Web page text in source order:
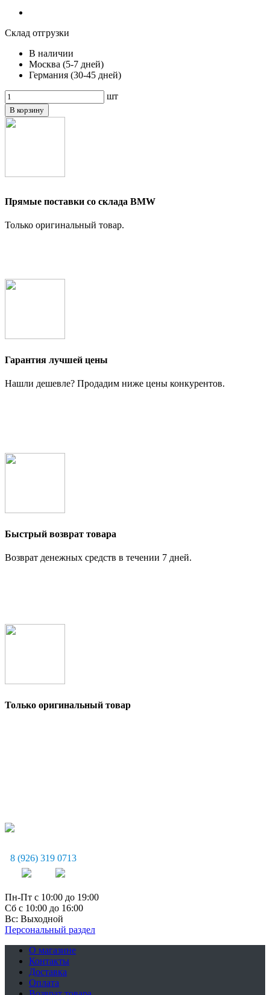
Склад отгрузки
В наличии
Москва (5-7 дней)
Германия (30-45 дней)
шт
В корзину
Прямые поставки со склада BMW
Только оригинальный товар.
Гарантия лучшей цены
Нашли дешевле? Продадим ниже цены конкурентов.
Быстрый возврат товара
Возврат денежных средств в течении 7 дней.
Только оригинальный товар
8 (926) 319 0713
Пн-Пт с 10:00 до 19:00
Сб с 10:00 до 16:00
Вс: Выходной
Персональный раздел
О магазине
Контакты
Доставка
Оплата